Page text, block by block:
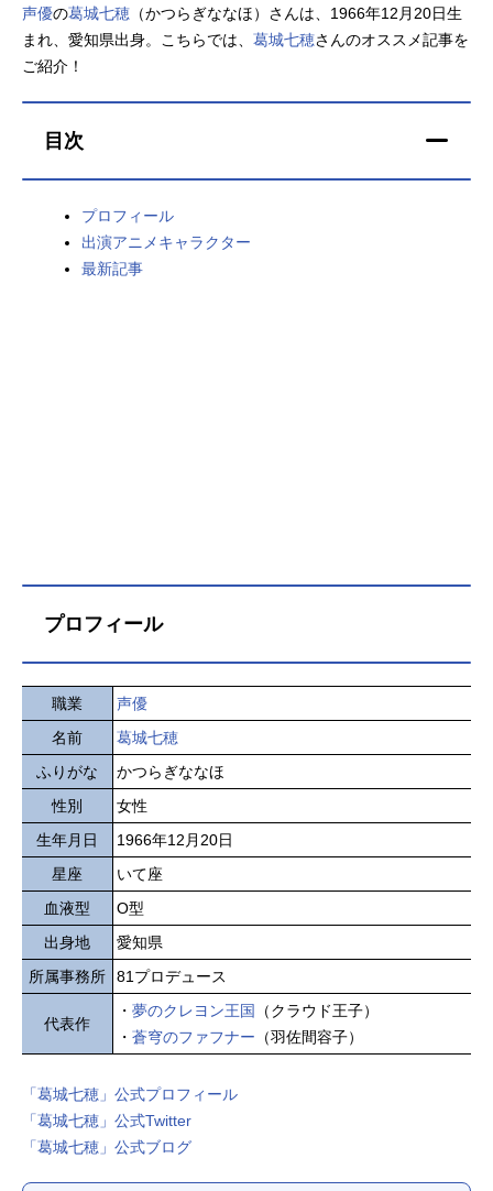
春アニメ 夏アニメ
男性声優/女性声優一覧
声優の葛城七穂 （かつらぎななほ）さんは、1966年12月20日生
まれ、愛知県出身。こちらでは、 葛城七穂さんのオススメ記事を
ご紹介！
目次
プロフィール
出演アニメキャラクター
最新記事
プロフィール
職業
声優
名前
葛城七穂
ふりがな
かつらぎななほ
性別
女性
生年月日
1966年12月20日
星座
いて座
血液型
O型
出身地
愛知県
所属事務所
81プロデュース
代表作
・ 夢のクレヨン王国
（クラウド王子）
・ 蒼穹のファフナー （羽佐間容子）
「葛城七穂」公式プロフィール
「葛城七穂」公式Twitter
「葛城七穂」公式ブログ